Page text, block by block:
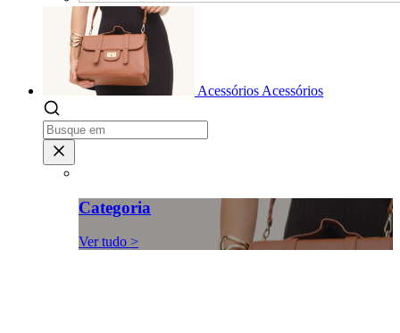
Acessórios Acessórios
Categoria
Ver tudo >